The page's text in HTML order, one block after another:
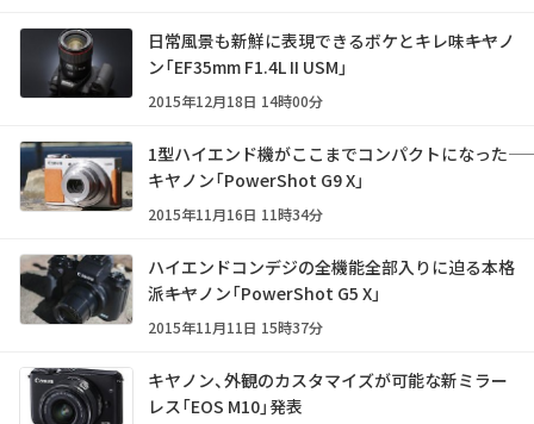
日常風景も新鮮に表現できるボケとキレ味――キヤノ
ン「EF35mm F1.4L II USM」
2015年12月18日 14時00分
1型ハイエンド機がここまでコンパクトになった――
キヤノン「PowerShot G9 X」
2015年11月16日 11時34分
ハイエンドコンデジの全機能全部入りに迫る本格
派――キヤノン「PowerShot G5 X」
2015年11月11日 15時37分
キヤノン、外観のカスタマイズが可能な新ミラー
レス「EOS M10」発表